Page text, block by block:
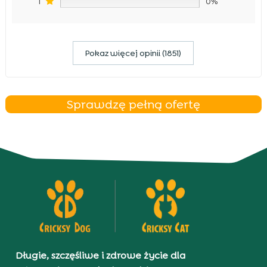
Pokaz więcej opinii (1851)
Sprawdzę pełną ofertę
Długie, szczęśliwe i zdrowe życie dla